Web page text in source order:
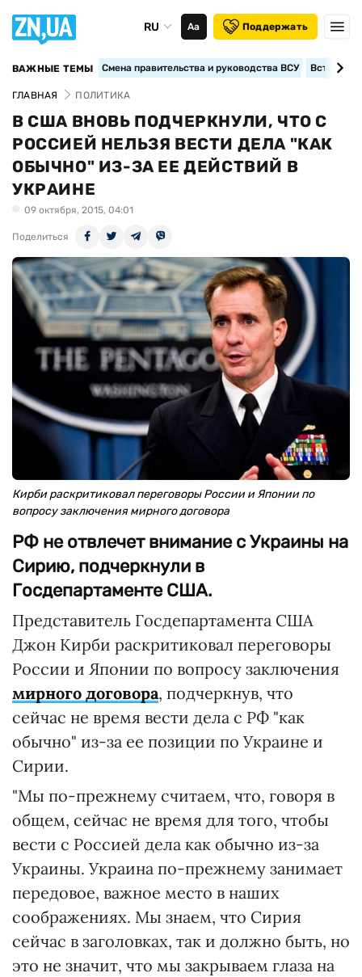
RU Аа Поддержать
ВАЖНЫЕ ТЕМЫ Смена правительства и руководства ВСУ
ГЛАВНАЯ ПОЛИТИКА
В США ВНОВЬ ПОДЧЕРКНУЛИ, ЧТО С
РОССИЕЙ НЕЛЬЗЯ ВЕСТИ ДЕЛА "КАК
ОБЫЧНО" ИЗ-ЗА ЕЕ ДЕЙСТВИЙ В
УКРАИНЕ
09 октября, 2015, 04:01
Поделиться
Кирби раскритиковал переговоры России и Японии по
вопросу заключения мирного договора
РФ не отвлечет внимание с Украины на
Сирию, подчеркнули в
Госдепартаменте США.
Представитель Госдепартамента США
Джон Кирби раскритиковал переговоры
России и Японии по вопросу заключения
мирного договора, подчеркнув, что
сейчас не время вести дела с РФ "как
обычно" из-за ее позиции по Украине и
Сирии.
"Мы по-прежнему считаем, что, говоря в
общем, сейчас не время для того, чтобы
вести с Россией дела как обычно из-за
Украины. Украина по-прежнему занимает
передовое, важное место в наших
соображениях. Мы знаем, что Сирия
сейчас в заголовках, так и должно быть, но
это не значит, что мы закрываем глаза на